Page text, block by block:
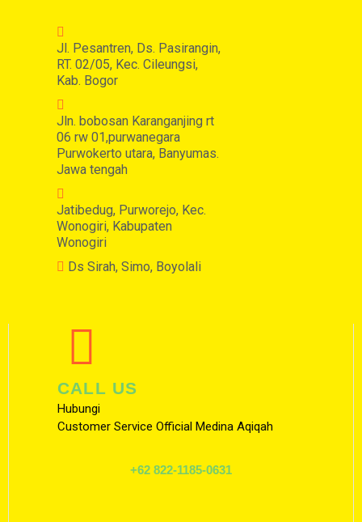
Jl. Pesantren, Ds. Pasirangin,
RT. 02/05, Kec. Cileungsi,
Kab. Bogor
Jln. bobosan Karanganjing rt
06 rw 01,purwanegara
Purwokerto utara, Banyumas.
Jawa tengah
Jatibedug, Purworejo, Kec.
Wonogiri, Kabupaten
Wonogiri
Ds Sirah, Simo, Boyolali
CALL US
Hubungi
Customer Service Official Medina Aqiqah
+62 822-1185-0631